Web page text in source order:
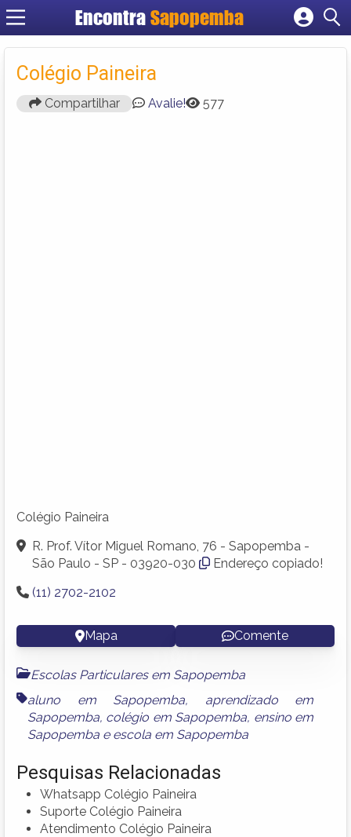
Encontra Sapopemba
Cadastrar empresa
Colégio Paineira
Compartilhar Avalie! 577
Colégio Paineira
R. Prof. Vítor Miguel Romano, 76 - Sapopemba -
São Paulo - SP - 03920-030
Endereço copiado!
(11) 2702-2102
Mapa Comente
Escolas Particulares em Sapopemba
aluno em Sapopemba, aprendizado em
Sapopemba, colégio em Sapopemba, ensino em
Sapopemba e escola em Sapopemba
Pesquisas Relacionadas
Whatsapp Colégio Paineira
Suporte Colégio Paineira
Atendimento Colégio Paineira